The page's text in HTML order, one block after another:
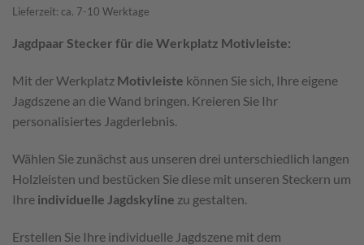
Lieferzeit: ca. 7-10 Werktage
Jagdpaar Stecker für die Werkplatz Motivleiste:
Mit der Werkplatz Motivleiste können Sie sich, Ihre eigene
Jagdszene an die Wand bringen. Kreieren Sie Ihr
personalisiertes Jagderlebnis.
Wählen Sie zunächst aus unseren drei unterschiedlich langen
Holzleisten und bestücken Sie diese mit unseren Steckern um
Ihre individuelle Jagdskyline zu gestalten.
Erstellen Sie Ihre individuelle Jagdszene mit dem